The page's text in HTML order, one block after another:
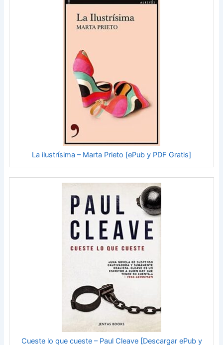
La ilustrísima – Marta Prieto [ePub y PDF Gratis]
Cueste lo que cueste – Paul Cleave [Descargar ePub y